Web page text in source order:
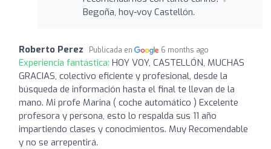
Begoña, hoy-voy Castellón.
Roberto Perez Publicada en 6 months ago
Experiencia fantástica: HOY VOY, CASTELLÓN, MUCHAS
GRACIAS, colectivo eficiente y profesional, desde la
búsqueda de información hasta el final te llevan de la
mano. Mi profe Marina ( coche automático ) Excelente
profesora y persona, esto lo respalda sus 11 año
impartiendo clases y conocimientos. Muy Recomendable
y no se arrepentirá.